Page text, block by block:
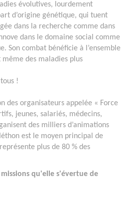
évolutives, lourdement
d’origine génétique, qui tuent
dans la recherche comme dans
dans le domaine social comme
Son combat bénéficie à l’ensemble
des maladies plus
!
des organisateurs appelée « Force
jeunes, salariés, médecins,
des milliers d’animations
est le moyen principal de
plus de 80 % des
missions qu'elle s'évertue de